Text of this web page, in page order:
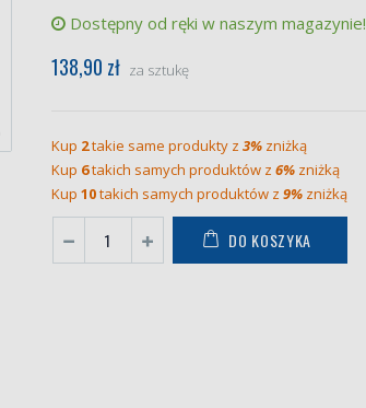
Dostępny od ręki w naszym magazynie!
138,90 zł za sztukę
Kup 2takie same produkty z 3%zniżką
Kup 6takich samych produktów z 6%zniżką
Kup 10takich samych produktów z 9%zniżką
DO KOSZYKA